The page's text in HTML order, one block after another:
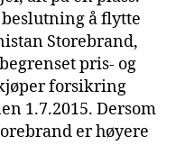
å flytte
Storebrand,
pris- og
forsikring
1.7.2015. Dersom
er høyere